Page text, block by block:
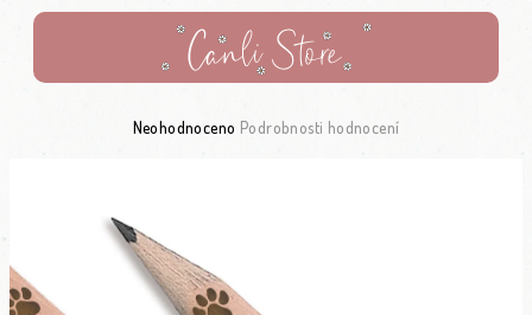
Průměrné hodnocení produktu je 0,0 z 5 hvězdiček.
Neohodnoceno Podrobnosti hodnocení